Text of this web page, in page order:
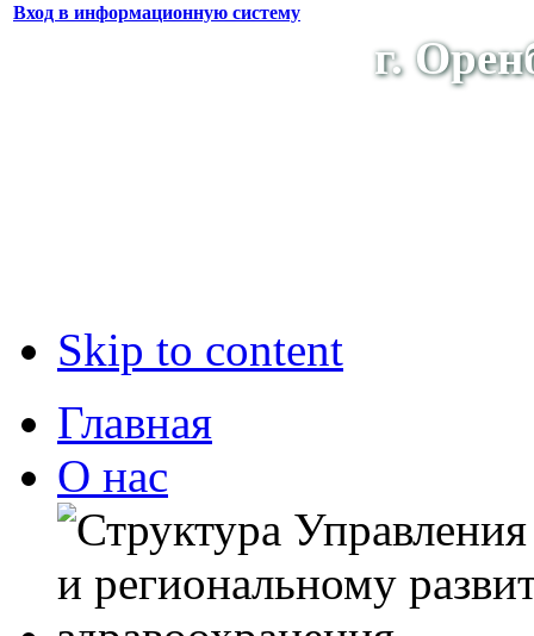
Вход в информационную систему
г.
Skip to content
Главная
О нас